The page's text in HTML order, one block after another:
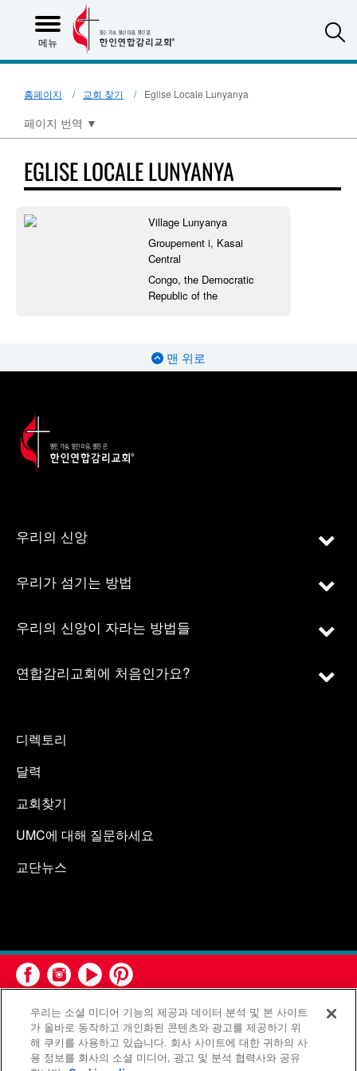
메뉴
홈페이지 교회 찾기 Eglise Locale Lunyanya
페이지 번역 ▼
EGLISE LOCALE LUNYANYA
Village Lunyanya
Groupement i, Kasai
Central
Congo, the Democratic
Republic of the
맨 위로
우리의 신앙
우리가 섬기는 방법
우리의 신앙이 자라는 방법들
연합감리교회에 처음인가요?
디렉토리
달력
교회찾기
UMC에 대해 질문하세요
교단뉴스
연합감리교회 공보부(United Methodist Communications)는 연
우리는 소셜 미디어 기능의 제공과 데이터 분석 및 본 사이트
가 올바로 동작하고 개인화된 콘텐츠와 광고를 제공하기 위
해 쿠키를 사용하고 있습니다. 회사 사이트에 대한 귀하의 사
용 정보를 회사의 소셜 미디어, 광고 및 분석 협력사와 공유